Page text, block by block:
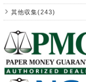
其他収集(243)